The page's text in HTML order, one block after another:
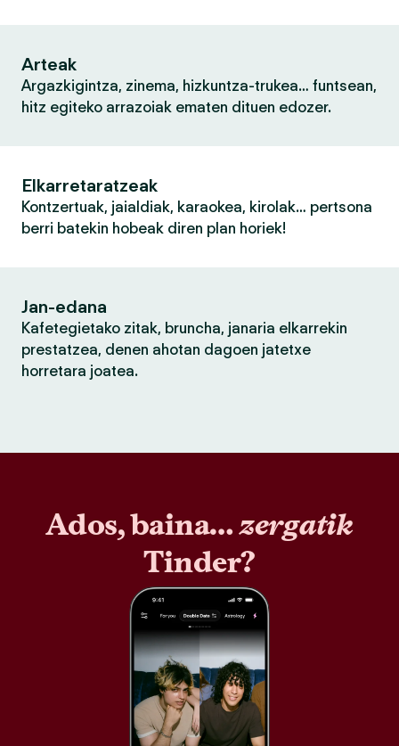
Arteak
Argazkigintza, zinema, hizkuntza-trukea… funtsean,
hitz egiteko arrazoiak ematen dituen edozer.
Elkarretaratzeak
Kontzertuak, jaialdiak, karaokea, kirolak… pertsona
berri batekin hobeak diren plan horiek!
Jan-edana
Kafetegietako zitak, bruncha, janaria elkarrekin
prestatzea, denen ahotan dagoen jatetxe
horretara joatea.
Ados, baina…zergatik
Tinder?